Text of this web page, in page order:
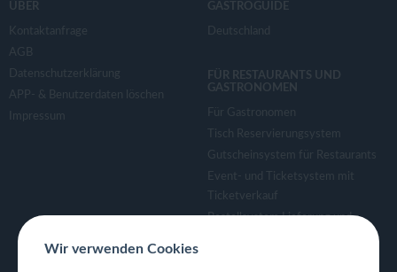
ÜBER
Kontaktanfrage
AGB
Datenschutzerklärung
APP- & Benutzerdaten löschen
Impressum
GASTROGUIDE
Deutschland
FÜR RESTAURANTS UND
GASTRONOMEN
Für Gastronomen
Tisch Reservierungsystem
Gutscheinsystem für Restaurants
Event- und Ticketsystem mit
Ticketverkauf
Bestellsystem Lieferung und
Wir verwenden Cookies